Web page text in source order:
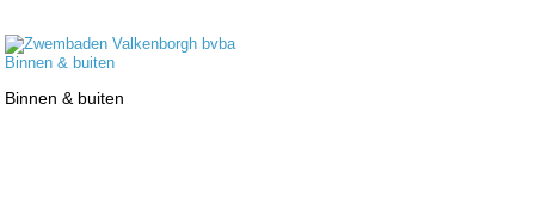
Binnen & buiten